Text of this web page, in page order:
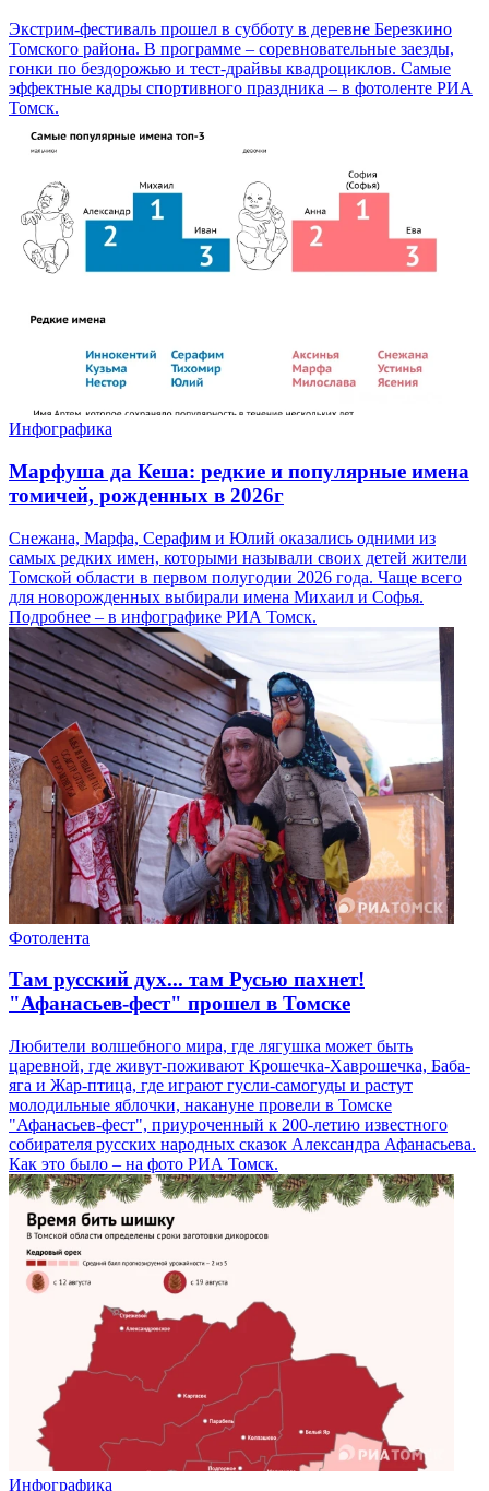
Экстрим-фестиваль прошел в субботу в деревне Березкино
Томского района. В программе – соревновательные заезды,
гонки по бездорожью и тест-драйвы квадроциклов. Самые
эффектные кадры спортивного праздника – в фотоленте РИА
Томск.
Инфографика
Марфуша да Кеша: редкие и популярные имена
томичей, рожденных в 2026г
Снежана, Марфа, Серафим и Юлий оказались одними из
самых редких имен, которыми называли своих детей жители
Томской области в первом полугодии 2026 года. Чаще всего
для новорожденных выбирали имена Михаил и Софья.
Подробнее – в инфографике РИА Томск.
Фотолента
Там русский дух... там Русью пахнет!
"Афанасьев-фест" прошел в Томске
Любители волшебного мира, где лягушка может быть
царевной, где живут-поживают Крошечка-Хаврошечка, Баба-
яга и Жар-птица, где играют гусли-самогуды и растут
молодильные яблочки, накануне провели в Томске
"Афанасьев-фест", приуроченный к 200-летию известного
собирателя русских народных сказок Александра Афанасьева.
Как это было – на фото РИА Томск.
Инфографика